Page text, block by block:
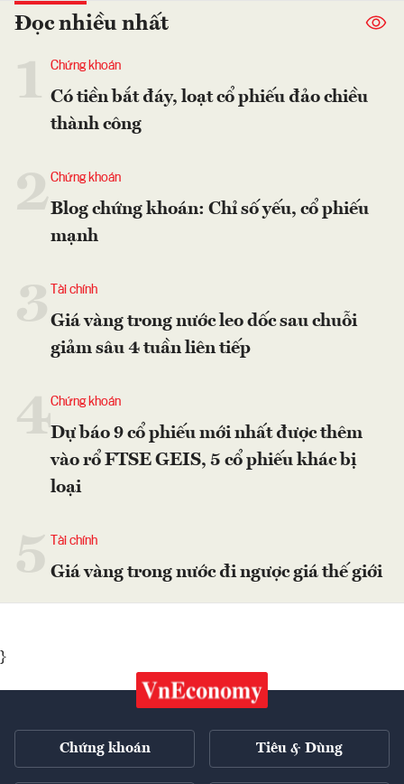
Đọc nhiều nhất
Chứng khoán
Có tiền bắt đáy, loạt cổ phiếu đảo chiều
thành công
2Chứng khoán
Blog chứng khoán: Chỉ số yếu, cổ phiếu
mạnh
Tài chính
Giá vàng trong nước leo dốc sau chuỗi
giảm sâu 4 tuần liên tiếp
4Chứng khoán
Dự báo 9 cổ phiếu mới nhất được thêm
vào rổ FTSE GEIS, 5 cổ phiếu khác bị
loại
Tài chính
Giá vàng trong nước đi ngược giá thế giới
}
Chứng khoán Tiêu & Dùng